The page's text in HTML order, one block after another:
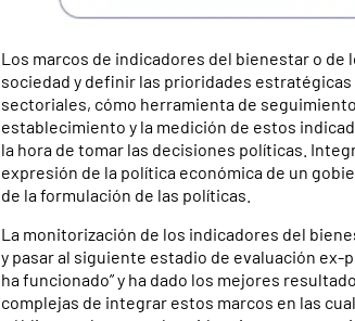
Los marcos de indicadores del bienestar o de
sociedad y definir las prioridades
sectoriales, cómo herramienta de
establecimiento y la medición de estos
la hora de tomar las decisiones políticas.
expresión de la política económica de un
de la formulación de las políticas.
La monitorización de los indicadores del
y pasar al siguiente estadio de evaluación
ha funcionado” y ha dado los mejores
complejas de integrar estos marcos en las